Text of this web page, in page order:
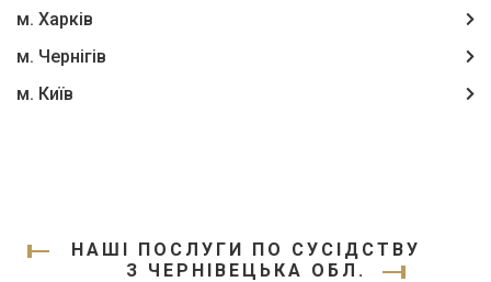
м. Харків
м. Чернігів
м. Київ
НАШІ ПОСЛУГИ ПО СУСІДСТВУ
З ЧЕРНІВЕЦЬКА ОБЛ.